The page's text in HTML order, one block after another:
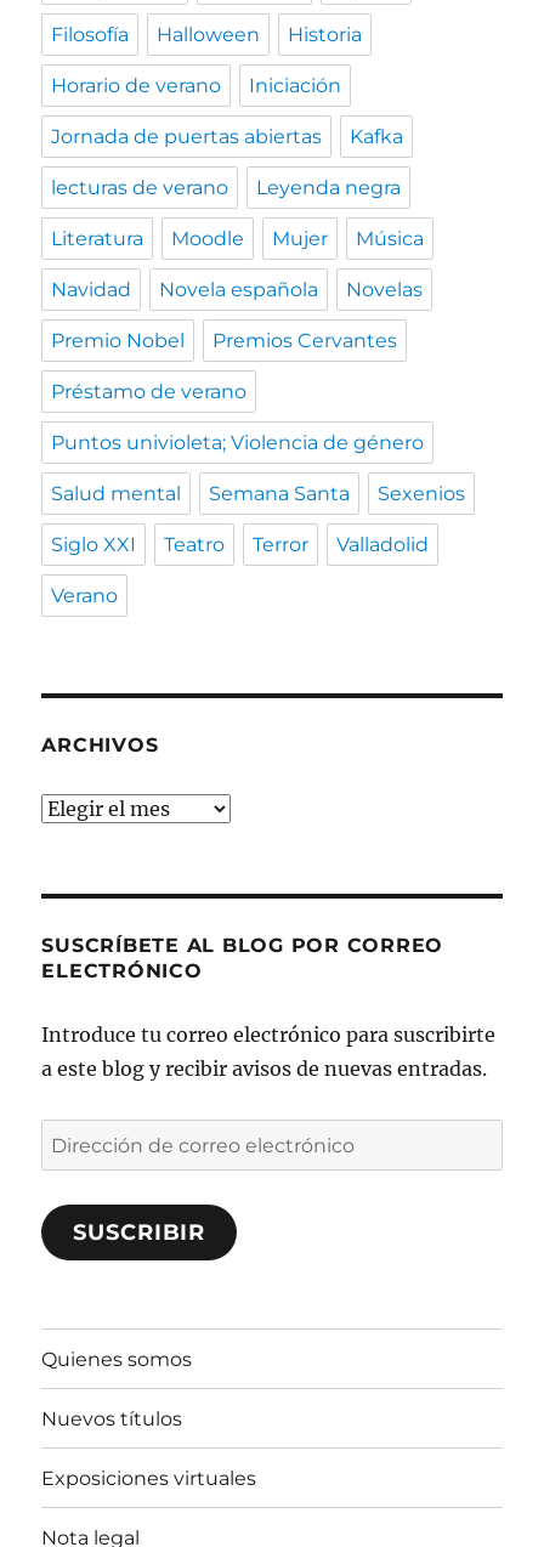
Filosofía Halloween Historia
Horario de verano Iniciación
Jornada de puertas abiertas Kafka
lecturas de verano Leyenda negra
Literatura Moodle Mujer Música
Navidad Novela española Novelas
Premio Nobel Premios Cervantes
Préstamo de verano
Puntos univioleta; Violencia de género
Salud mental Semana Santa Sexenios
Siglo XXI Teatro Terror Valladolid
Verano
ARCHIVOS
Archivos
SUSCRÍBETE AL BLOG POR CORREO
ELECTRÓNICO
Introduce tu correo electrónico para suscribirte
a este blog y recibir avisos de nuevas entradas.
Dirección
de
correo
electrónico
SUSCRIBIR
Quienes somos
Nuevos títulos
Exposiciones virtuales
Nota legal